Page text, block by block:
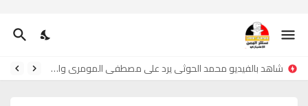
شاهد بالفيديو محمد الحوثي يرد على مصطفى المومري واحمدحجر